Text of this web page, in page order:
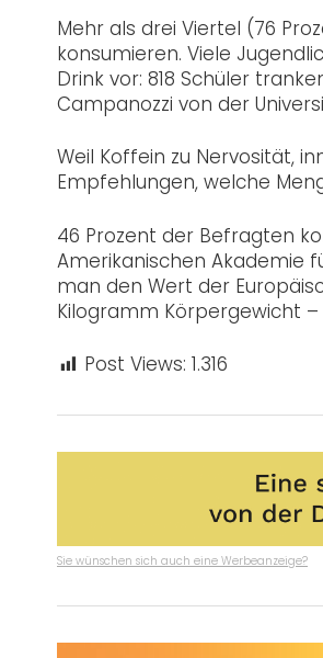
Mehr als drei Viertel (76
konsumieren. Viele
Drink vor: 818 Schüler
Campanozzi von der
Weil Koffein zu Nervosität,
Empfehlungen, welche
46 Prozent der Befragten
Amerikanischen Akademie
man den Wert der
Kilogramm Körpergewicht
Post Views: 1.316
Sie wünschen sich auch eine Werbeanzeige?